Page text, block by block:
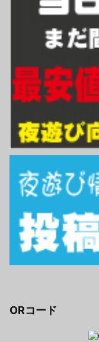
ORコード